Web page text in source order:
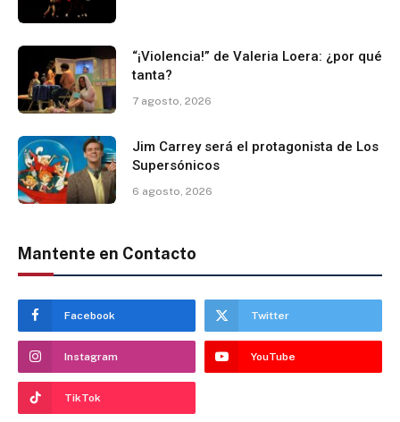
“¡Violencia!” de Valeria Loera: ¿por qué
tanta?
7 agosto, 2026
Jim Carrey será el protagonista de Los
Supersónicos
6 agosto, 2026
Mantente en Contacto
Facebook Twitter
Instagram YouTube
TikTok